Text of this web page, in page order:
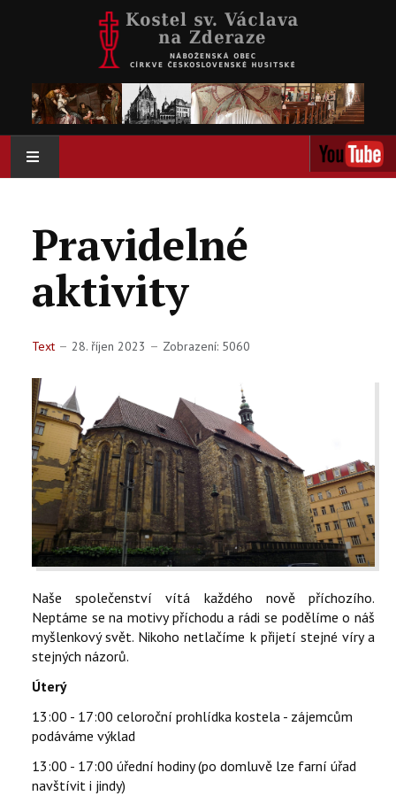
O NÁS
AKTIVITY
KALENDÁŘ
KONTAKTY
EN
Pravidelné
aktivity
Text 28. říjen 2023 Zobrazení: 5060
Naše společenství vítá každého nově příchozího.
Neptáme se na motivy příchodu a rádi se podělíme o náš
myšlenkový svět. Nikoho netlačíme k přijetí stejné víry a
stejných názorů.
Úterý
13:00 - 17:00 celoroční prohlídka kostela - zájemcům
podáváme výklad
13:00 - 17:00 úřední hodiny (po domluvě lze farní úřad
navštívit i jindy)